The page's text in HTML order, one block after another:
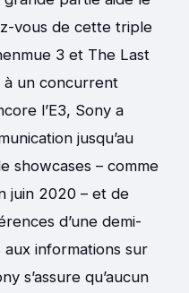
vous de cette triple
3 et The Last
à un concurrent
l’E3, Sony a
jusqu’au
showcases – comme
juin 2020 – et de
d’une demi-
informations sur
s’assure qu’aucun